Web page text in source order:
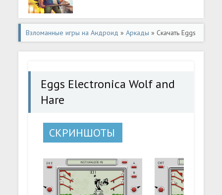
Взломанные игры на Андроид »Аркады » Скачать Eggs
Electronica Wolf and Hare (Разблокировано все) на
Eggs Electronica Wolf and
Hare
СКРИНШОТЫ